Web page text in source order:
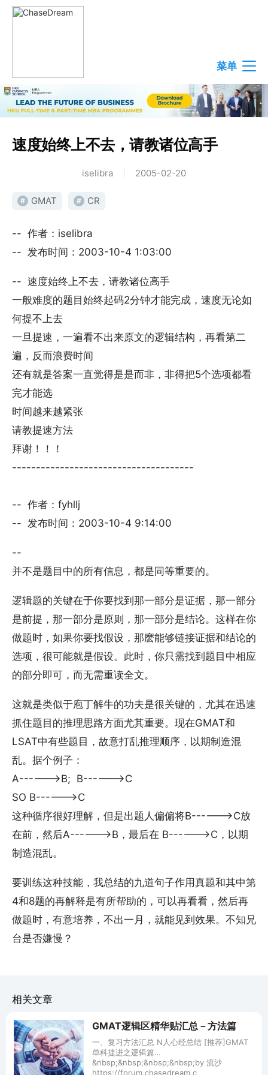
菜单
速度始终上不去，请教诸位高手
iselibra 2005-02-20
# GMAT # CR
-- 作者：iselibra
-- 发布时间：2003-10-4 1:03:00
-- 速度始终上不去，请教诸位高手
一般难度的题目始终起码2分钟才能完成，速度无论如
何提不上去
一旦提速，一遍看不出来原文的逻辑结构，再看第二
遍，反而浪费时间
还有就是答案一直觉得是是而非，非得把5个选项都看
完才能选
时间越来越紧张
请教提速方法
拜谢！！！
--------------------------------------
-- 作者：fyhllj
-- 发布时间：2003-10-4 9:14:00
--
并不是题目中的所有信息，都是同等重要的。
逻辑题的关键在于你要找到那一部分是证据，那一部分
是前提，那一部分是原则，那一部分是结论。这样在你
做题时，如果你要找假设，那麽能够链接证据和结论的
选项，很可能就是假设。此时，你只需找到题目中相应
的部分即可，而无需重读全文。
这就是类似于庖丁解牛的功夫是很关键的，尤其在迅速
抓住题目的推理思路方面尤其重要。现在GMAT和
LSAT中有些题目，故意打乱推理顺序，以期制造混
乱。据个例子：
A------>B; B------>C
SO B------>C
这种循序很好理解，但是出题人偏偏将B------>C放
在前，然后A------>B，最后在 B------>C，以期
制造混乱。
要训练这种技能，我总结的九道句子作用真题和其中第
4和8题的再解释是有所帮助的，可以再看看，然后再
做题时，有意培养，不出一月，就能见到效果。不知兄
台是否嫌慢？
相关文章
GMAT逻辑区精华贴汇总－方法篇
一、复习方法汇总 N人心经总结 [推荐]GMAT
单科捷进之逻辑篇
&nbsp;&nbsp;&nbsp;&nbsp;by 流沙
https://forum.chasedream.c